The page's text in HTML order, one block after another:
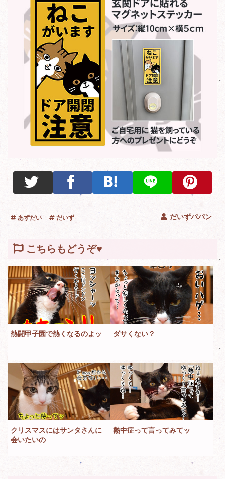
だいずパパン
あずだい だいず
こちらもどうぞ♥
熱闘甲子園で熱くなるのよッ ダサくない？
クリスマスにはサンタさんに
会いたいの
熱中症って言ってみてッ